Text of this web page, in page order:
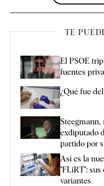
TE
El PSOE
fuentes
¿Qué fue
Steegmann,
exdiputado
partido por
Así es la
"FLiRT": sus
variantes